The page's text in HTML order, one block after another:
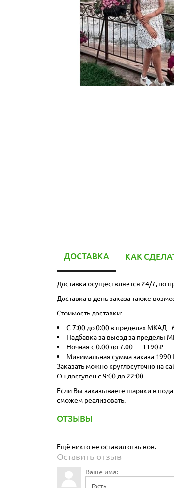
ДОСТАВКА КАК
Доставка осуществляется 24/7, по
Доставка в день заказа также
Стоимость доставки:
С 7:00 до 0:00 в пределах МКАД -
Надбавка за выезд за пределы
Ночная с 0:00 до 7:00 — 1190 ₽
Минимальная сумма заказа 1990
Заказать можно круглосуточно на
Он доступен с 9:00 до 22:00.
Если Вы заказываете шарики в
сможем реализовать.
ОТЗЫВЫ
Ещё никто не оставил отзывов.
Оставить отзыв
Ваше имя: